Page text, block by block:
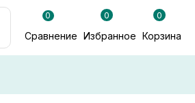
0
Сравнение
0
Избранное
0
Корзина